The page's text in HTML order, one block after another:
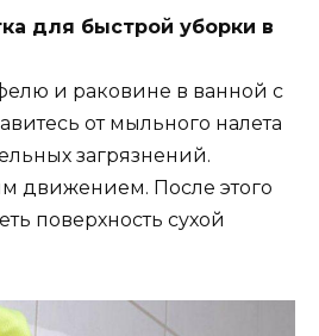
для быстрой уборки в
и раковине в ванной с
от мыльного налета
загрязнений.
движением. После этого
поверхность сухой